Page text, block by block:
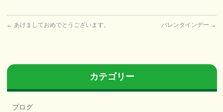
← あけましておめでとうございます。 バレンタインデー →
カテゴリー
ブログ